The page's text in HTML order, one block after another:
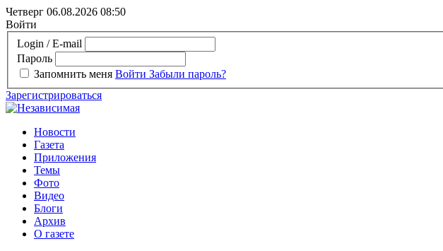
Четверг 06.08.2026 08:50
Войти
Login / E-mail
Пароль
Запомнить меня Войти Забыли пароль?
Зарегистрироваться
Новости
Газета
Приложения
Темы
Фото
Видео
Блоги
Архив
О газете